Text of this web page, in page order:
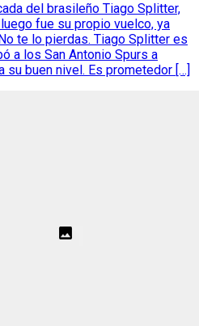
del brasileño Tiago Splitter,
fue su propio vuelco, ya
te lo pierdas. Tiago Splitter es
a los San Antonio Spurs a
buen nivel. Es prometedor […]